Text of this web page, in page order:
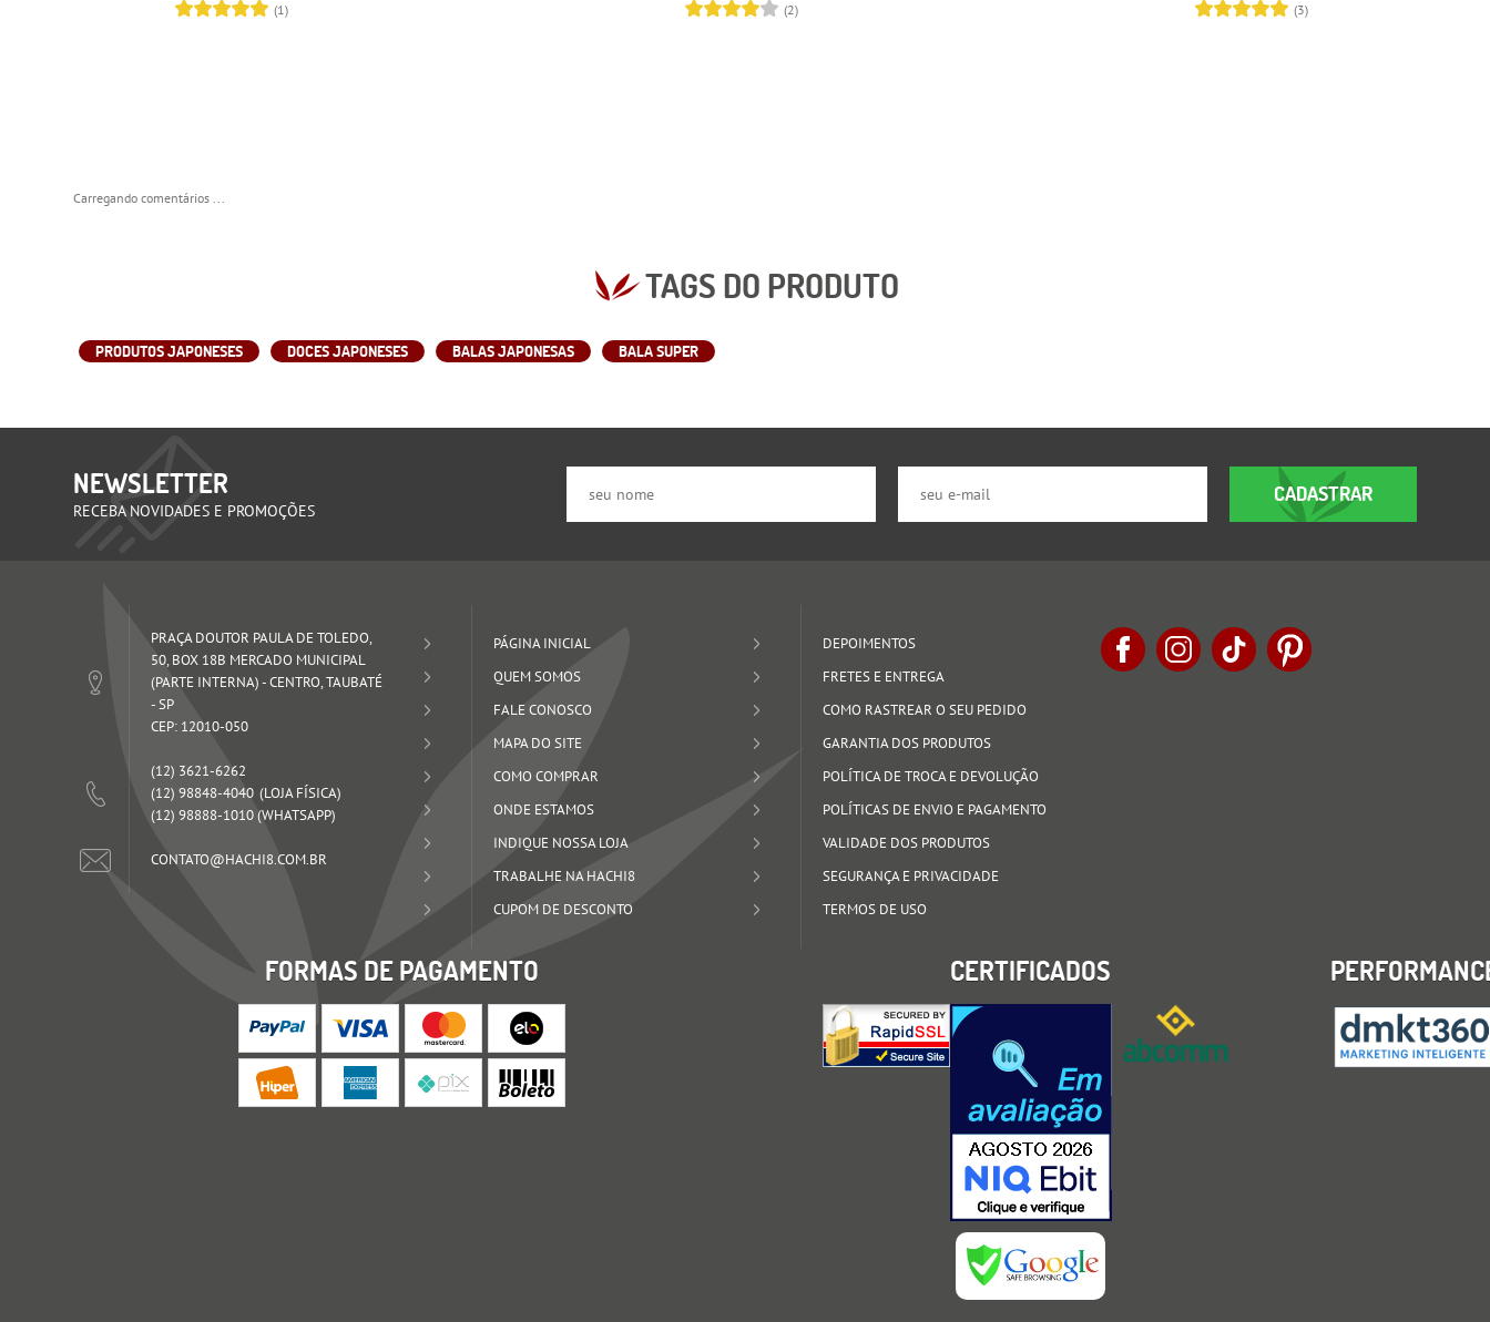
(1) (2) (3)
Carregando comentários ...
TAGS DO PRODUTO
PRODUTOS JAPONESES DOCES JAPONESES BALAS JAPONESAS BALA SUPER
NEWSLETTER
RECEBA NOVIDADES E PROMOÇÕES
CADASTRAR
PRAÇA DOUTOR PAULA DE TOLEDO,
50, BOX 18B MERCADO MUNICIPAL
(PARTE INTERNA)-CENTRO, TAUBATÉ
-SP
CEP: 12010-050
(12) 3621-6262
(12) 98848-4040
(12) 98888-1010(WHATSAPP)
CONTATO@HACHI8.COM.BR
PÁGINA INICIAL
QUEM SOMOS
FALE CONOSCO
MAPA DO SITE
COMO COMPRAR
ONDE ESTAMOS
INDIQUE NOSSA LOJA
TRABALHE NA HACHI8
CUPOM DE DESCONTO
DEPOIMENTOS
FRETES E ENTREGA
COMO RASTREAR O SEU PEDIDO
GARANTIA DOS PRODUTOS
POLÍTICA DE TROCA E DEVOLUÇÃO
POLÍTICAS DE ENVIO E PAGAMENTO
VALIDADE DOS PRODUTOS
SEGURANÇA E PRIVACIDADE
TERMOS DE USO
FORMAS DE PAGAMENTO CERTIFICADOS